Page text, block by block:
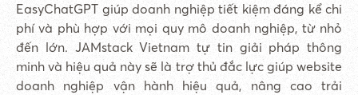
EasyChatGPT giúp doanh nghiệp tiết kiệm đáng kể chi
phí và phù hợp với mọi quy mô doanh nghiệp, từ nhỏ
đến lớn. JAMstack Vietnam tự tin giải pháp thông
minh và hiệu quả này sẽ là trợ thủ đắc lực giúp website
doanh nghiệp vận hành hiệu quả, nâng cao trải